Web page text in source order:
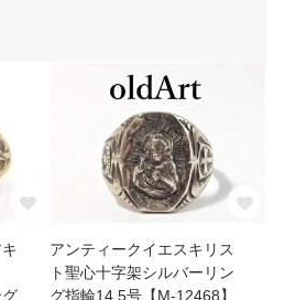
アンティークイエスキリス
ト聖心十字架シルバーリン
グ指輪14.5号【M-12468】